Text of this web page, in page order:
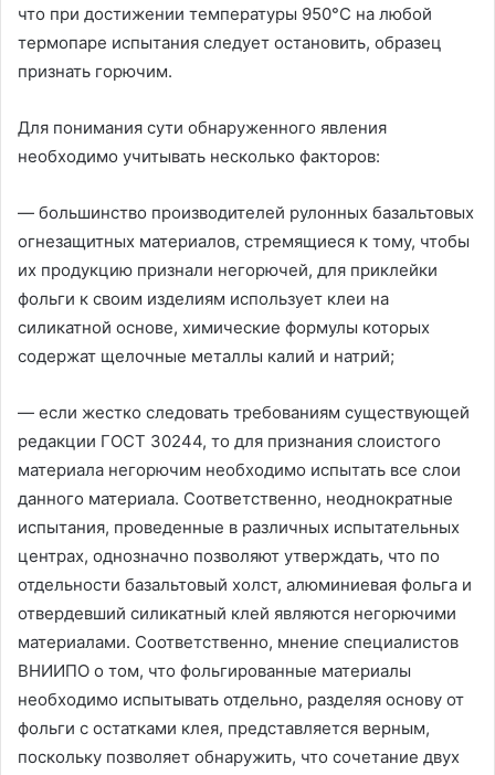
что при достижении температуры 950°С на любой
термопаре испытания следует остановить, образец
признать горючим.
Для понимания сути обнаруженного явления
необходимо учитывать несколько факторов:
— большинство производителей рулонных базальтовых
огнезащитных материалов, стремящиеся к тому, чтобы
их продукцию признали негорючей, для приклейки
фольги к своим изделиям использует клеи на
силикатной основе, химические формулы которых
содержат щелочные металлы калий и натрий;
— если жестко следовать требованиям существующей
редакции ГОСТ 30244, то для признания слоистого
материала негорючим необходимо испытать все слои
данного материала. Соответственно, неоднократные
испытания, проведенные в различных испытательных
центрах, однозначно позволяют утверждать, что по
отдельности базальтовый холст, алюминиевая фольга и
отвердевший силикатный клей являются негорючими
материалами. Соответственно, мнение специалистов
ВНИИПО о том, что фольгированные материалы
необходимо испытывать отдельно, разделяя основу от
фольги с остатками клея, представляется верным,
поскольку позволяет обнаружить, что сочетание двух